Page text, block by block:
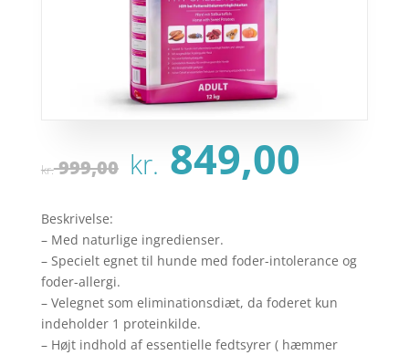
kr.999,00 Den
oprindelige
var:
kr. 999,00.
kr. 849,00
Beskrivelse:
– Med naturlige ingredienser.
– Specielt egnet til hunde med foder-intolerance og
foder-allergi.
– Velegnet som eliminationsdiæt, da foderet kun
indeholder 1 proteinkilde.
– Højt indhold af essentielle fedtsyrer ( hæmmer